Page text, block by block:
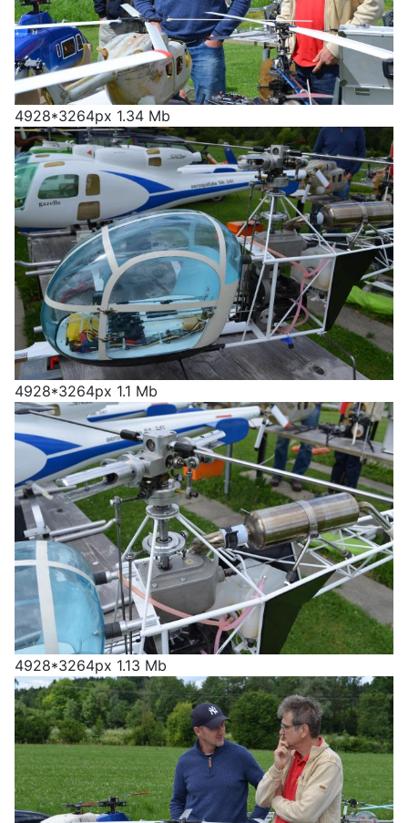
4928*3264px 1.34 Mb
4928*3264px 1.1 Mb
4928*3264px 1.13 Mb